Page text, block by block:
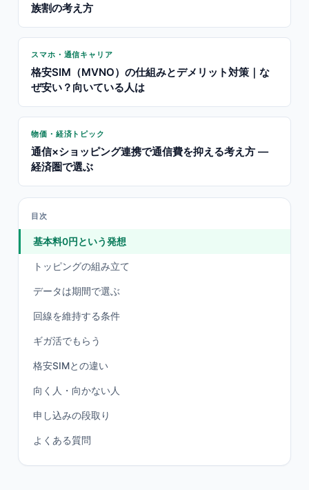
族割の考え方
スマホ・通信キャリア
格安SIM（MVNO）の仕組みとデメリット対策｜な
ぜ安い？向いている人は
物価・経済トピック
通信×ショッピング連携で通信費を抑える考え方 —
経済圏で選ぶ
目次
基本料0円という発想
トッピングの組み立て
データは期間で選ぶ
回線を維持する条件
ギガ活でもらう
格安SIMとの違い
向く人・向かない人
申し込みの段取り
よくある質問